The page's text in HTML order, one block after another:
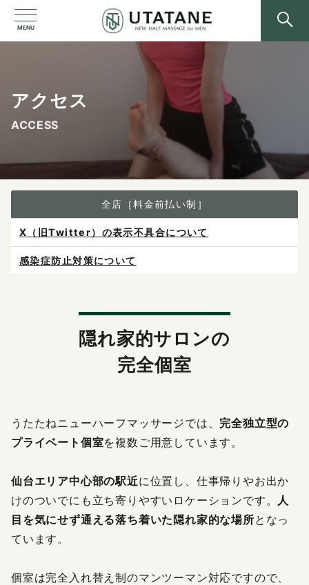
MENU
アクセス
ACCESS
全店［料金前払い制］
感染症防止対策について
ご予約は各店へ直接お問い合わせください。
X（旧Twitter）の表示不具合について
隠れ家的サロンの
完全個室
うたたねニューハーフマッサージでは、 完全独立型の
プライベート個室を複数ご用意しています。
仙台エリア中心部の駅近に位置し、仕事帰りやお出か
けのついでにも立ち寄りやすいロケーションです。 人
目を気にせず通える落ち着いた隠れ家的な場所となっ
ています。
個室は完全入れ替え制のマンツーマン対応ですので、